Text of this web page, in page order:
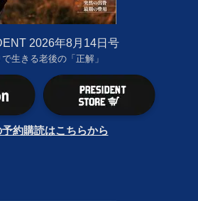
2026年8月14日号
生きる老後の「正解」
約購読はこちらから